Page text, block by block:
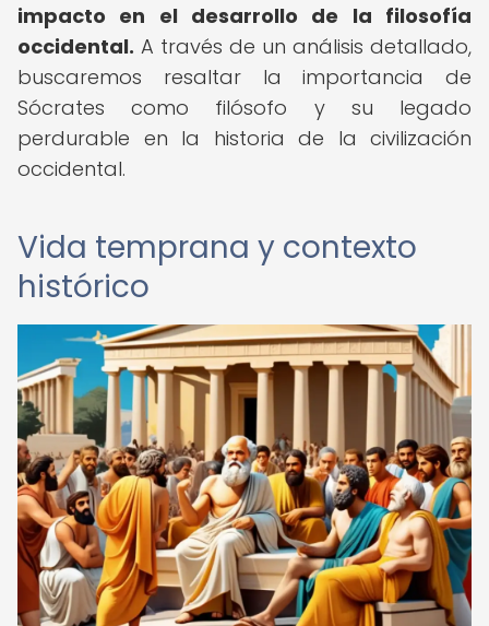
impacto en el desarrollo de la filosofía
occidental. A través de un análisis detallado,
buscaremos resaltar la importancia de
Sócrates como filósofo y su legado
perdurable en la historia de la civilización
occidental.
Vida temprana y contexto
histórico